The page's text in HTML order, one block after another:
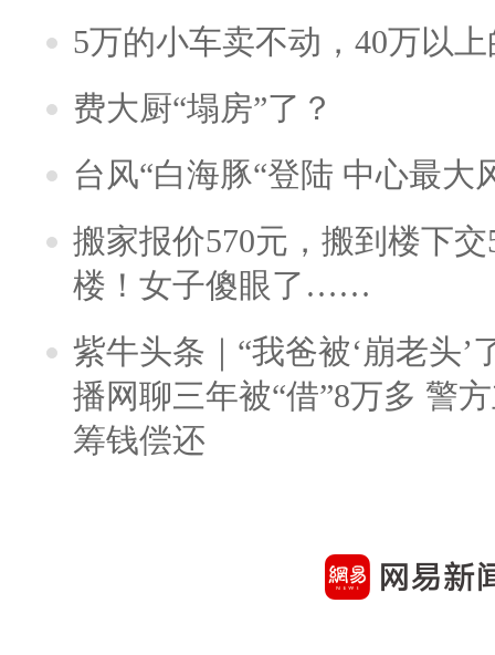
5万的小车卖不动，40万以
费大厨“塌房”了？
台风“白海豚“登陆 中心最大
搬家报价570元，搬到楼下
楼！女子傻眼了……
紫牛头条｜“我爸被‘崩老头’
播网聊三年被“借”8万多 警
筹钱偿还